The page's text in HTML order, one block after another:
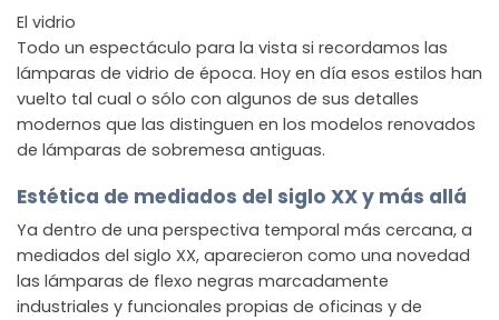
El vidrio
Todo un espectáculo para la vista si recordamos las
lámparas de vidrio de época. Hoy en día esos estilos han
vuelto tal cual o sólo con algunos de sus detalles
modernos que las distinguen en los modelos renovados
de lámparas de sobremesa antiguas.
Estética de mediados del siglo XX y más allá
Ya dentro de una perspectiva temporal más cercana, a
mediados del siglo XX, aparecieron como una novedad
las lámparas de flexo negras marcadamente
industriales y funcionales propias de oficinas y de